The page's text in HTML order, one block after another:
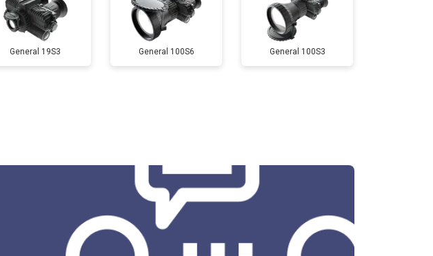
General 19S3 General 100S6 General 100S3